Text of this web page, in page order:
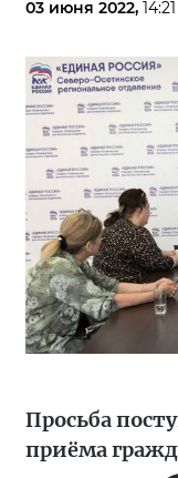
03 июня 2022, 14:21
Просьба
приёма